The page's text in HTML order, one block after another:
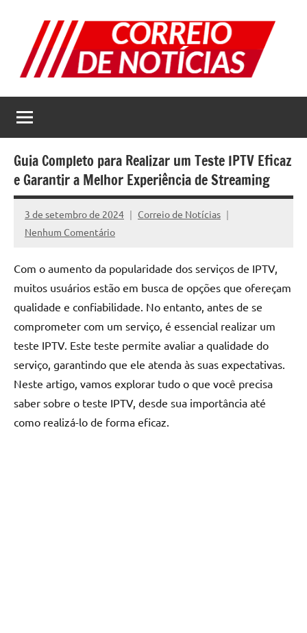
conteúdo
Correio
de
Notícias
as
melhores
notícias
internet
Guia Completo para Realizar um Teste IPTV Eficaz
e Garantir a Melhor Experiência de Streaming
3 de setembro de 2024
Correio de Notícias
Nenhum Comentário
Com o aumento da popularidade dos serviços de IPTV,
muitos usuários estão em busca de opções que ofereçam
qualidade e confiabilidade. No entanto, antes de se
comprometer com um serviço, é essencial realizar um
teste IPTV. Este teste permite avaliar a qualidade do
serviço, garantindo que ele atenda às suas expectativas.
Neste artigo, vamos explorar tudo o que você precisa
saber sobre o teste IPTV, desde sua importância até
como realizá-lo de forma eficaz.